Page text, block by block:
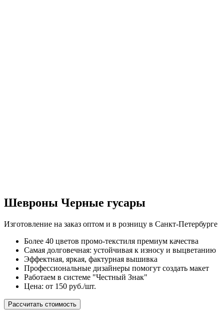
Шевроны Черные гусары
Изготовление на заказ оптом и в розницу в Санкт-Петербурге
Более 40 цветов промо-текстиля премиум качества
Самая долговечная: устойчивая к износу и выцветанию
Эффектная, яркая, фактурная вышивка
Профессиональные дизайнеры помогут создать макет
Работаем в системе "Честный Знак"
Цена: от 150 руб./шт.
Рассчитать стоимость